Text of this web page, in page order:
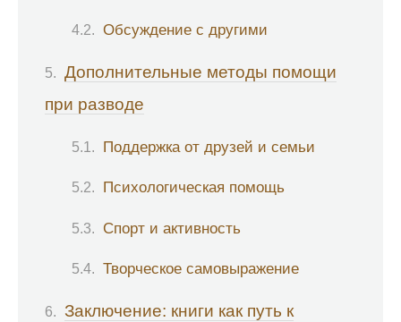
Обсуждение с другими
Дополнительные методы помощи
при разводе
Поддержка от друзей и семьи
Психологическая помощь
Спорт и активность
Творческое самовыражение
Заключение: книги как путь к